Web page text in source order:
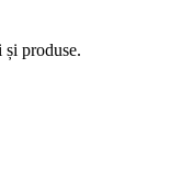
produse.